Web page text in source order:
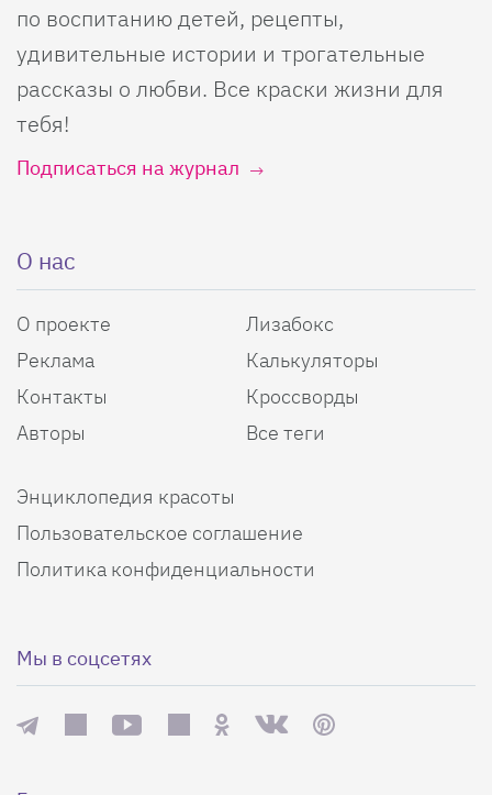
по воспитанию детей, рецепты,
удивительные истории и трогательные
рассказы о любви. Все краски жизни для
тебя!
Подписаться на журнал
О нас
О проекте
Реклама
Контакты
Авторы
Лизабокс
Калькуляторы
Кроссворды
Все теги
Энциклопедия красоты
Пользовательское соглашение
Политика конфиденциальности
Мы в соцсетях